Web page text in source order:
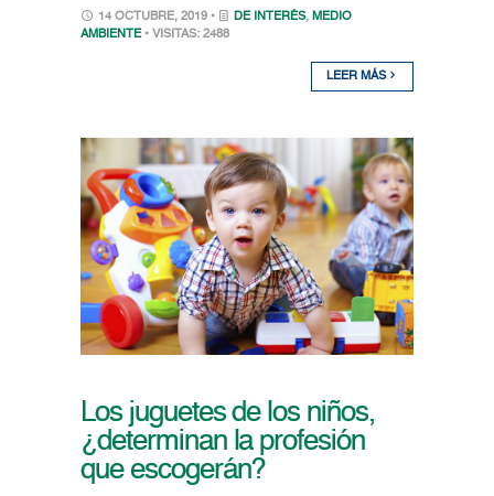
14 OCTUBRE, 2019 • DE INTERÉS, MEDIO
AMBIENTE • VISITAS: 2488
LEER MÁS
Los juguetes de los niños,
¿determinan la profesión
que escogerán?